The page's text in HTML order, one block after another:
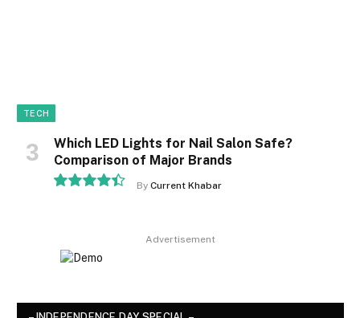
TECH
Which LED Lights for Nail Salon Safe?
Comparison of Major Brands
By Current Khabar
Advertisement